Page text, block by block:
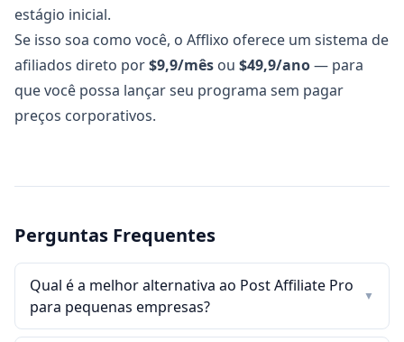
estágio inicial.
Se isso soa como você, o Afflixo oferece um sistema de
afiliados direto por$9,9/mês ou $49,9/ano— para
que você possa lançar seu programa sem pagar
preços corporativos.
Perguntas Frequentes
Qual é a melhor alternativa ao Post Affiliate Pro
para pequenas empresas?
▼